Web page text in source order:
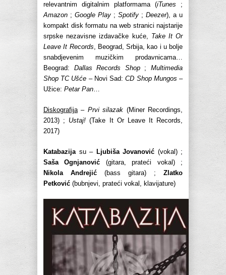
relevantnim digitalnim platformama (iTunes ;
Amazon ; Google Play ; Spotify ; Deezer), a u
kompakt disk formatu na web stranici najstarije
srpske nezavisne izdavačke kuće, Take It Or
Leave It Records, Beograd, Srbija, kao i u bolje
snabdjevenim muzičkim prodavnicama…
Beograd: Dallas Records Shop;Multimedia
Shop TC Ušće – Novi Sad:CD Shop Mungos –
Užice: Petar Pan…
Diskografija– Prvi silazak (Miner Recordings,
2013) ; Ustaj! (Take It Or Leave It Records,
2017)
Katabazijasu – Ljubiša Jovanović (vokal) ;
Saša Ognjanović (gitara, prateći vokal) ;
Nikola Andrejić (bass gitara) ; Zlatko
Petković (bubnjevi, prateći vokal, klavijature)